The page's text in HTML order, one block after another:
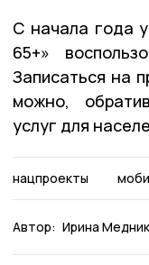
С начала года
65+»
Записаться на
можно,
услуг для
нацпроекты
Автор: Ирина